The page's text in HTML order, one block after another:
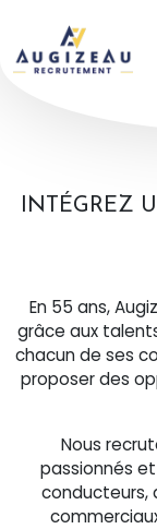
INTÉGREZ
En 55 ans,
grâce aux
chacun de ses
proposer des
Nous
passionnés
conducteurs,